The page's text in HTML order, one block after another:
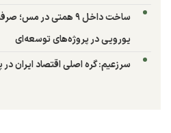
یورویی در پروژه‌های توسعه‌ای
سرزعیم: گره اصلی اقتصاد ایران